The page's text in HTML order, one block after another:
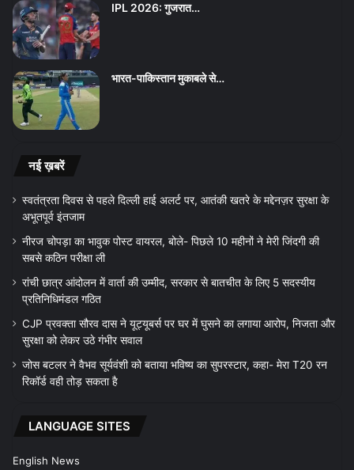
IPL 2026: गुजरात…
भारत-पाकिस्तान मुकाबले से…
नई ख़बरें
स्वतंत्रता दिवस से पहले दिल्ली हाई अलर्ट पर, आतंकी खतरे के मद्देनज़र सुरक्षा के
अभूतपूर्व इंतजाम
नीरज चोपड़ा का भावुक पोस्ट वायरल, बोले- पिछले 10 महीनों ने मेरी जिंदगी की
सबसे कठिन परीक्षा ली
रांची छात्र आंदोलन में वार्ता की उम्मीद, सरकार से बातचीत के लिए 5 सदस्यीय
प्रतिनिधिमंडल गठित
CJP प्रवक्ता सौरव दास ने यूट्यूबर्स पर घर में घुसने का लगाया आरोप, निजता और
सुरक्षा को लेकर उठे गंभीर सवाल
जोस बटलर ने वैभव सूर्यवंशी को बताया भविष्य का सुपरस्टार, कहा- मेरा T20 रन
रिकॉर्ड वही तोड़ सकता है
LANGUAGE SITES
English News